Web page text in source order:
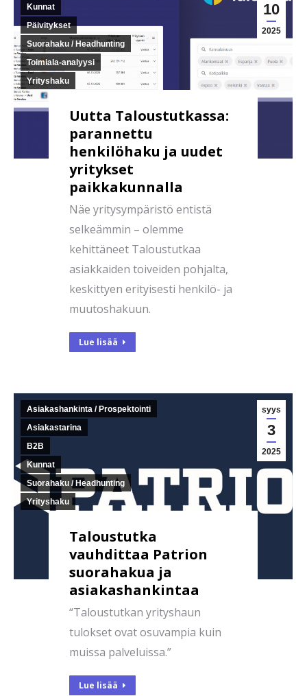
10
2025
Kunnat
Päivitykset
Suorahaku / Headhunting
Toimiala-analyysi
Yrityshaku
Uutta Taloustutkassa:
parannettu
henkilöhaku ja uudet
yritykset
paikkakunnalla
Näe yritysympäristö entistä
selkeämmin – olemme
kehittäneet Taloustutkaa
asiakkaiden toiveiden pohjalta,
keskittyen erityisesti henkilö- ja
muutoshakuun.
Lue lisää
syys
3
2025
Asiakashankinta / Prospektointi
Asiakastarina
B2B
Kunnat
Suorahaku / Headhunting
Yrityshaku
Taloustutka
vauhdittaa Patrion
suorahakua ja
asiakashankintaa
“Taloustutkan yrityshaun
tulokset ovat osuvampia kuin
muissa palveluissa.”
Lue lisää